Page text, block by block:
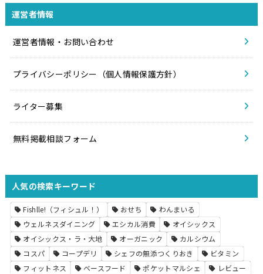
運営者情報
運営者情報・お問い合わせ
プライバシーポリシー（個人情報保護方針）
ライター募集
無料掲載相談フォーム
人気の検索キーワード
Fishlle!（フィシュル！） おせち
わんまいる
ウェルネスダイニング
エシカル消費
オイシックス
オイシックス・ラ・大地
オーガニック
カルシウム
コスパ
コープデリ シェフの無添つくりおき
ビタミン
フィットネス
ベースフード ポケットマルシェ
レビュー